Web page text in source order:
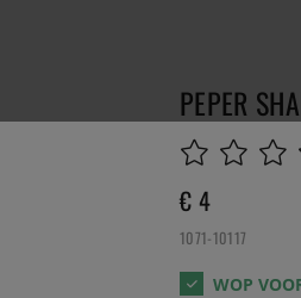
PEPER
€ 4
1071-10117